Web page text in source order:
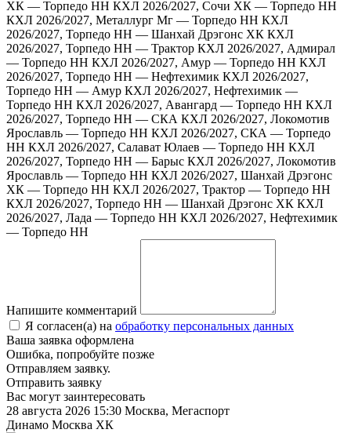
ХК — Торпедо НН КХЛ 2026/2027, Сочи ХК — Торпедо НН
КХЛ 2026/2027, Металлург Мг — Торпедо НН КХЛ
2026/2027, Торпедо НН — Шанхай Дрэгонс ХК КХЛ
2026/2027, Торпедо НН — Трактор КХЛ 2026/2027, Адмирал
— Торпедо НН КХЛ 2026/2027, Амур — Торпедо НН КХЛ
2026/2027, Торпедо НН — Нефтехимик КХЛ 2026/2027,
Торпедо НН — Амур КХЛ 2026/2027, Нефтехимик —
Торпедо НН КХЛ 2026/2027, Авангард — Торпедо НН КХЛ
2026/2027, Торпедо НН — СКА КХЛ 2026/2027, Локомотив
Ярославль — Торпедо НН КХЛ 2026/2027, СКА — Торпедо
НН КХЛ 2026/2027, Салават Юлаев — Торпедо НН КХЛ
2026/2027, Торпедо НН — Барыс КХЛ 2026/2027, Локомотив
Ярославль — Торпедо НН КХЛ 2026/2027, Шанхай Дрэгонс
ХК — Торпедо НН КХЛ 2026/2027, Трактор — Торпедо НН
КХЛ 2026/2027, Торпедо НН — Шанхай Дрэгонс ХК КХЛ
2026/2027, Лада — Торпедо НН КХЛ 2026/2027, Нефтехимик
— Торпедо НН
Напишите комментарий
Я согласен(а) на обработку персональных данных
Ваша заявка оформлена
Ошибка, попробуйте позже
Отправляем заявку.
Отправить заявку
Вас могут заинтересовать
28 августа 2026 15:30 Москва, Мегаспорт
Динамо Москва ХК